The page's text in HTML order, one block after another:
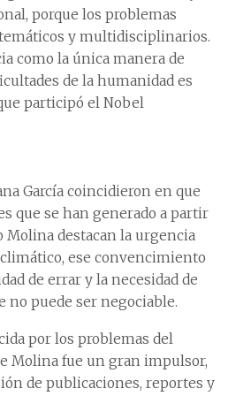
porque los problemas
y multidisciplinarios.
como la única manera de
de la humanidad es
participó el Nobel
García coincidieron en que
que se han generado a partir
Molina destacan la urgencia
ese convencimiento
de errar y la necesidad de
no puede ser negociable.
por los problemas del
Molina fue un gran impulsor,
de publicaciones, reportes y